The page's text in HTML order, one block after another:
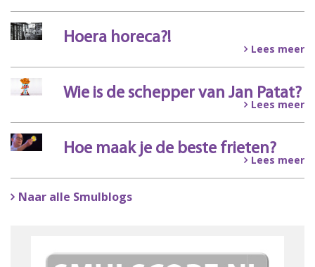
Hoera horeca?!
Lees meer
Wie is de schepper van Jan Patat?
Lees meer
Hoe maak je de beste frieten?
Lees meer
Naar alle Smulblogs